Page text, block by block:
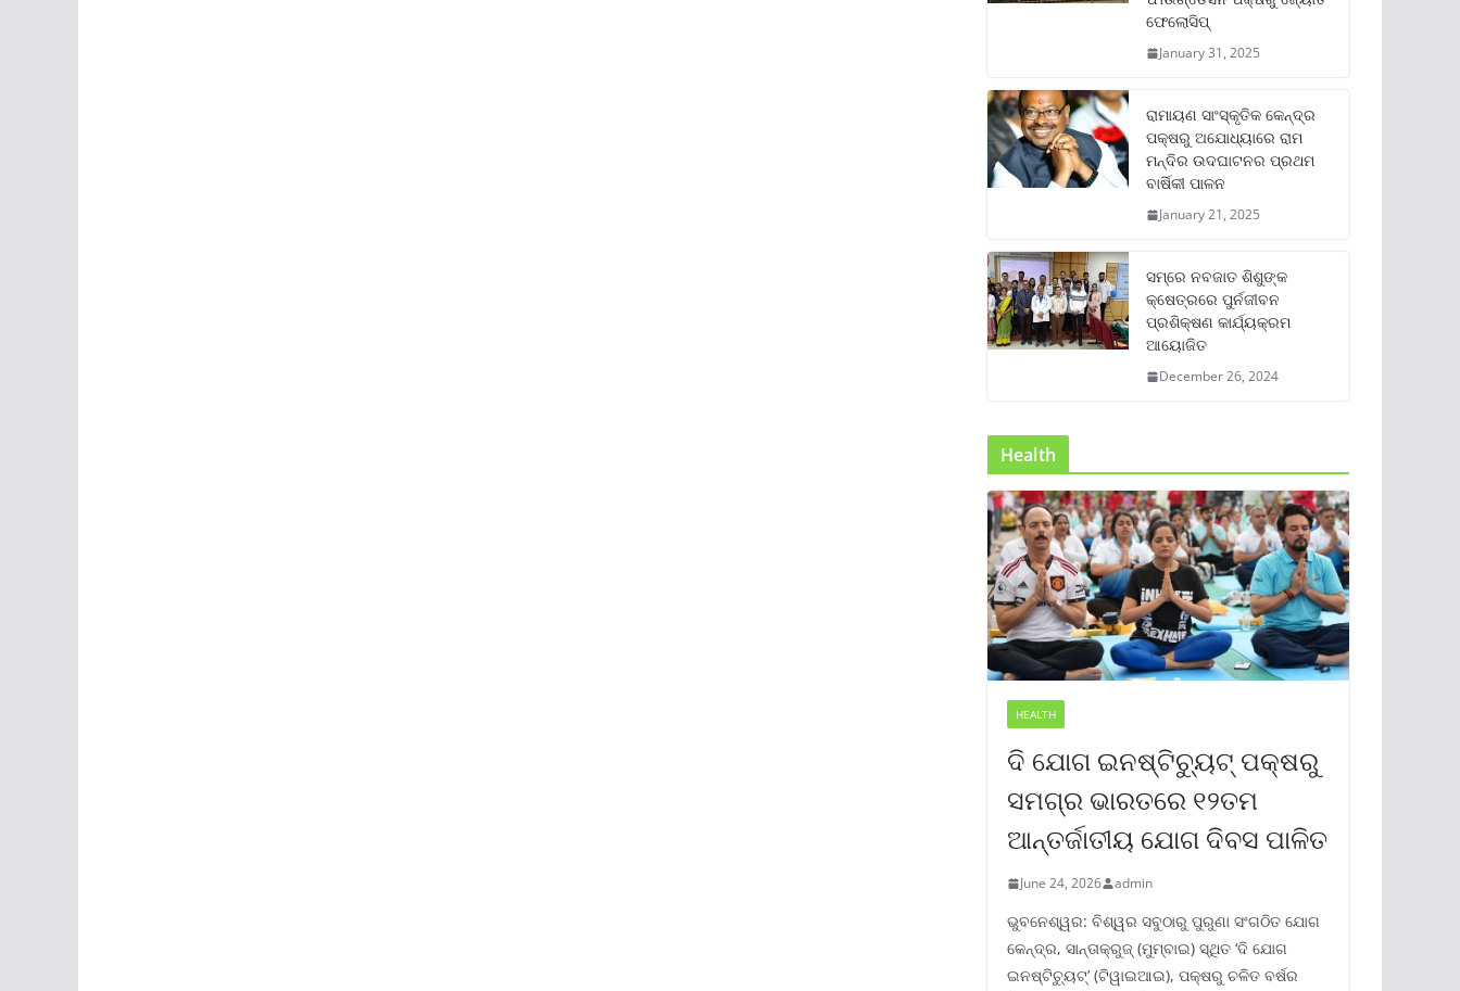
ଫେଲୋସିପ୍‌
January 31, 2025
ରାମାୟଣ ସାଂସ୍କୃତିକ କେନ୍ଦ୍ର
ପକ୍ଷରୁ ଅଯୋଧ୍ୟାରେ ରାମ
ମନ୍ଦିର ଉଦଘାଟନର ପ୍ରଥମ
ବାର୍ଷିକୀ ପାଳନ
January 21, 2025
ସମ୍‌ରେ ନବଜାତ ଶିଶୁଙ୍କ
କ୍ଷେତ୍ରରେ ପୁର୍ନଜୀବନ
ପ୍ରଶିକ୍ଷଣ କାର୍ଯ୍ୟକ୍ରମ
ଆୟୋଜିତ
December 26, 2024
Health
HEALTH
ଦି ଯୋଗ ଇନଷ୍ଟିଚ୍ୟୁଟ୍ ପକ୍ଷରୁ
ସମଗ୍ର ଭାରତରେ ୧୨ତମ
ଆନ୍ତର୍ଜାତୀୟ ଯୋଗ ଦିବସ ପାଳିତ
June 24, 2026 admin
ଭୁବନେଶ୍ୱର: ବିଶ୍ୱର ସବୁଠାରୁ ପୁରୁଣା ସଂଗଠିତ ଯୋଗ
କେନ୍ଦ୍ର, ସାନ୍ତାକ୍ରୁଜ୍ (ମୁମ୍ବାଇ) ସ୍ଥିତ ‘ଦି ଯୋଗ
ଇନଷ୍ଟିଚ୍ୟୁଟ୍‌’ (ଟିୱାଇଆଇ), ପକ୍ଷରୁ ଚଳିତ ବର୍ଷର